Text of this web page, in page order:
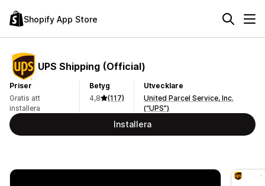
Shopify App Store
UPS Shipping (Official)
Priser
Gratis att
installera
Betyg
4,8
(117)
Utvecklare
United Parcel Service, Inc.
(“UPS”)
Installera